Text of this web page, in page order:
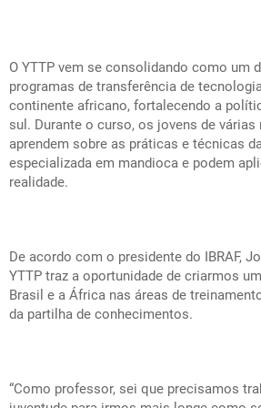
O YTTP vem se consolidando como um
programas de transferência de
continente africano, fortalecendo a
sul. Durante o curso, os jovens de
aprendem sobre as práticas e técnicas
especializada em mandioca e podem
realidade.
De acordo com o presidente do IBRAF,
YTTP traz a oportunidade de criarmos
Brasil e a África nas áreas de
da partilha de conhecimentos.
“Como professor, sei que precisamos